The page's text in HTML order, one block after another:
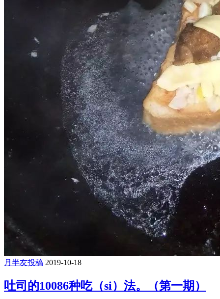
月半友投稿 2019-10-18
吐司的10086种吃（si）法。（第一期）